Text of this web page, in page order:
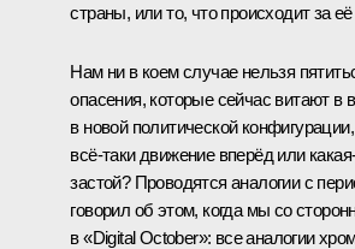
страны, или то, что происходит за
Нам ни в коем случае нельзя
опасения, которые сейчас витают в
в новой политической конфигурации,
всё‑таки движение вперёд или
застой? Проводятся аналогии с
говорил об этом, когда мы со
в «Digital October»: все аналогии